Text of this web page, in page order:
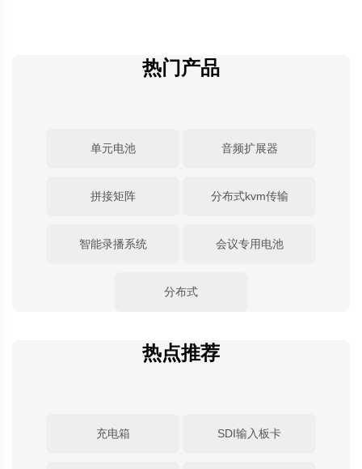
热门产品
单元电池 音频扩展器
拼接矩阵 分布式kvm传输
智能录播系统 会议专用电池
分布式
热点推荐
充电箱 SDI输入板卡